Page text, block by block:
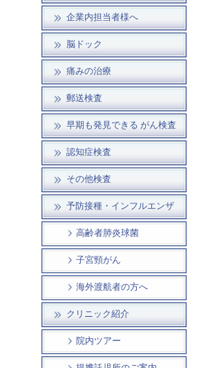
企業内担当者様へ
脳ドック
痛みの治療
郵送検査
早期も発見できる がん検査
認知症検査
その他検査
予防接種・インフルエンザ
高齢者肺炎球菌
子宮頸がん
海外渡航者の方へ
クリニック紹介
院内ツアー